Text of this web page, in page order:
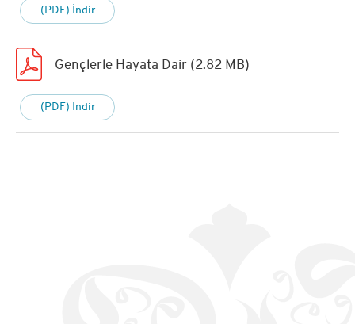
(PDF) İndir
Gençlerle Hayata Dair (2.82 MB)
(PDF) İndir